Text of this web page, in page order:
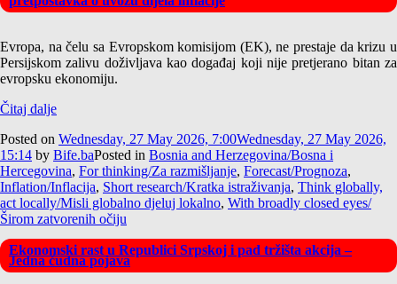
Evropa, na čelu sa Evropskom komisijom (EK), ne prestaje da krizu u
Persijskom zalivu doživljava kao događaj koji nije pretjerano bitan za
evropsku ekonomiju.
Čitaj dalje
Posted on Wednesday, 27 May 2026, 7:00Wednesday, 27 May 2026,
15:14 by Bife.baPosted in Bosnia and Herzegovina/Bosna i
Hercegovina, For thinking/Za razmišljanje, Forecast/Prognoza,
Inflation/Inflacija, Short research/Kratka istraživanja, Think globally,
act locally/Misli globalno djeluj lokalno, With broadly closed eyes/
Širom zatvorenih očiju
Ekonomski rast u Republici Srpskoj i pad tržišta akcija –
Jedna čudna pojava